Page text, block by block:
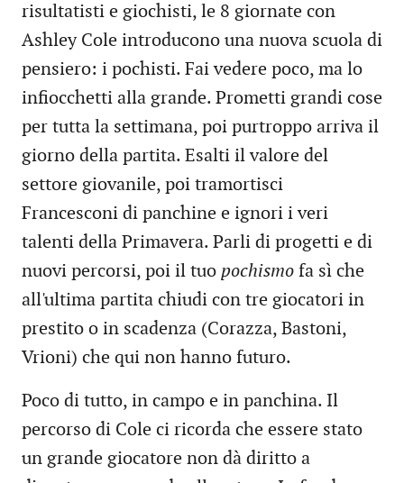
risultatisti e giochisti, le 8 giornate con
Ashley Cole introducono una nuova scuola di
pensiero: i pochisti. Fai vedere poco, ma lo
infiocchetti alla grande. Prometti grandi cose
per tutta la settimana, poi purtroppo arriva il
giorno della partita. Esalti il valore del
settore giovanile, poi tramortisci
Francesconi di panchine e ignori i veri
talenti della Primavera. Parli di progetti e di
nuovi percorsi, poi il tuo pochismo fa sì che
all'ultima partita chiudi con tre giocatori in
prestito o in scadenza (Corazza, Bastoni,
Vrioni) che qui non hanno futuro.
Poco di tutto, in campo e in panchina. Il
percorso di Cole ci ricorda che essere stato
un grande giocatore non dà diritto a